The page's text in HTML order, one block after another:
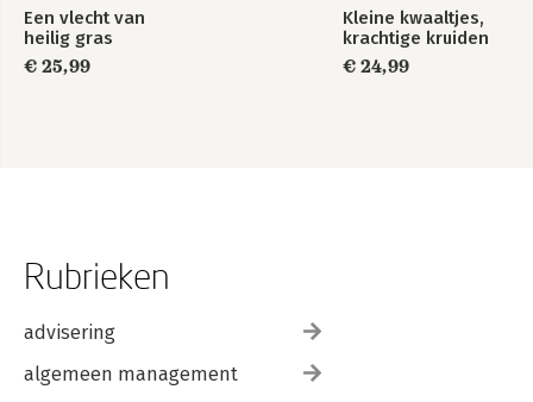
Een vlecht van
heilig gras
€ 25,99
Kleine kwaaltjes,
krachtige kruiden
€ 24,99
Rubrieken
advisering
algemeen management